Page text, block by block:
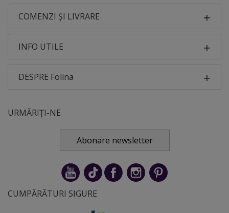
COMENZI ȘI LIVRARE
INFO UTILE
DESPRE Folina
URMĂRIȚI-NE
Abonare newsletter
CUMPĂRĂTURI SIGURE